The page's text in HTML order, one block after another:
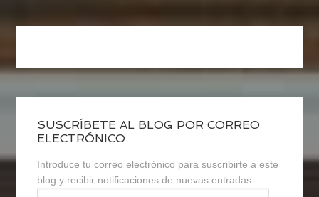
SUSCRÍBETE AL BLOG POR CORREO
ELECTRÓNICO
Introduce tu correo electrónico para suscribirte a este
blog y recibir notificaciones de nuevas entradas.